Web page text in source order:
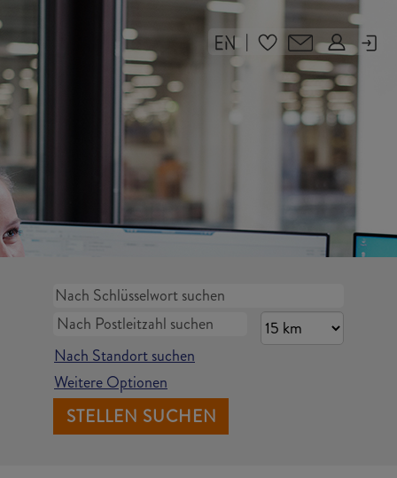
|
Nach Standort suchen
Weitere Optionen